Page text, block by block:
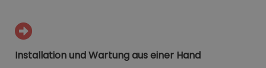
Installation und Wartung aus einer Hand